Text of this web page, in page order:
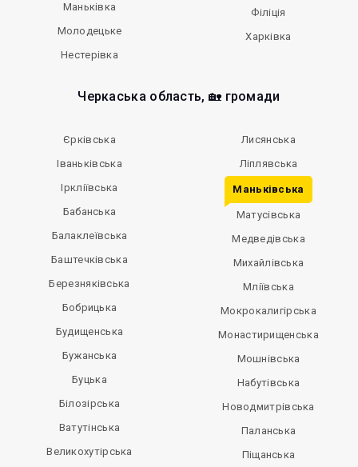
Маньківка
Молодецьке
Нестерівка
Філіція
Харківка
Черкаська область, 🏡 громади
Єрківська
Іваньківська
Іркліївська
Бабанська
Балаклеївська
Баштечківська
Березняківська
Бобрицька
Будищенська
Бужанська
Буцька
Білозірська
Ватутінська
Великохутірська
Лисянська
Ліплявська
Маньківська
Матусівська
Медведівська
Михайлівська
Мліївська
Мокрокалигірська
Монастирищенська
Мошнівська
Набутівська
Новодмитрівська
Паланська
Піщанська